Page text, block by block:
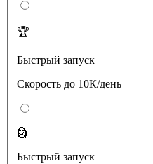
🏆
Быстрый запуск
Скорость до 10К/день
🗿
Быстрый запуск